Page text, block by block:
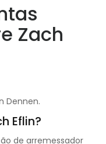
Zach
Dennen.
Eflin?
de arremessador